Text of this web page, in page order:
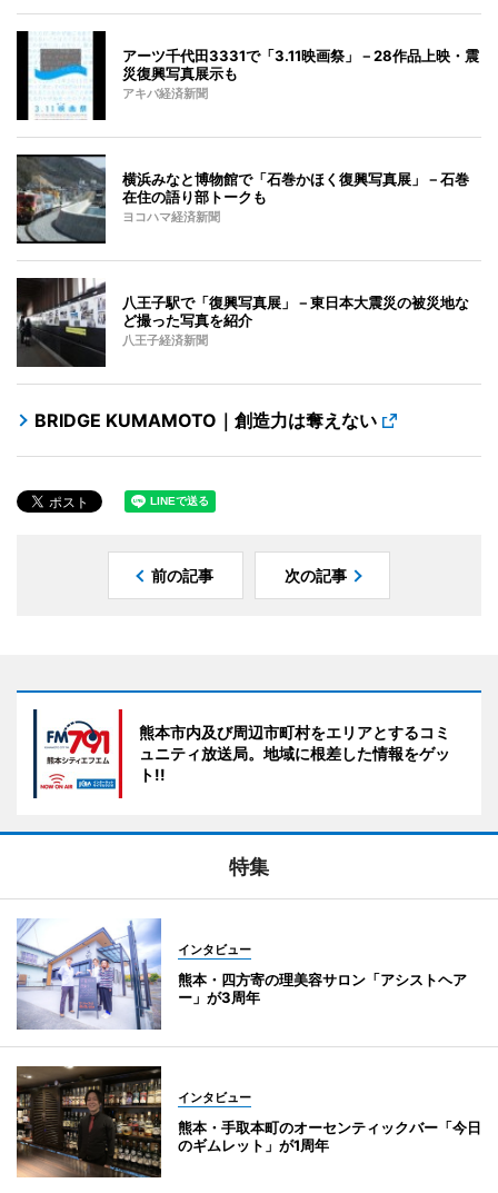
アーツ千代田3331で「3.11映画祭」－28作品上映・震
災復興写真展示も
アキバ経済新聞
横浜みなと博物館で「石巻かほく復興写真展」－石巻
在住の語り部トークも
ヨコハマ経済新聞
八王子駅で「復興写真展」－東日本大震災の被災地な
ど撮った写真を紹介
八王子経済新聞
BRIDGE KUMAMOTO｜創造力は奪えない
前の記事 次の記事
熊本市内及び周辺市町村をエリアとするコミ
ュニティ放送局。地域に根差した情報をゲッ
ト!!
特集
インタビュー
熊本・四方寄の理美容サロン「アシストヘア
ー」が3周年
インタビュー
熊本・手取本町のオーセンティックバー「今日
のギムレット」が1周年